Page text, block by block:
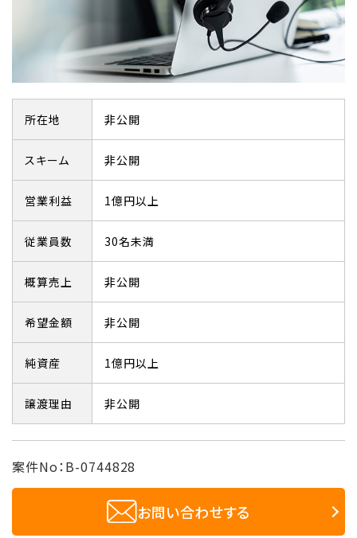
所在地 非公開
スキーム 非公開
営業利益 1億円以上
従業員数 30名未満
概算売上 非公開
希望金額 非公開
純資産 1億円以上
譲渡理由 非公開
案件No：B-0744828
お問い合わせする